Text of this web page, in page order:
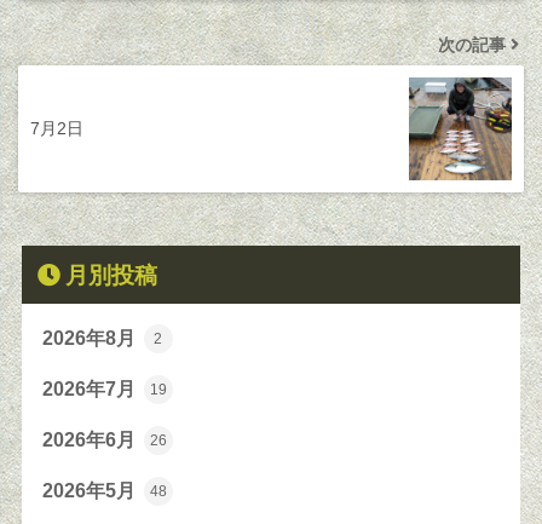
次の記事
7月2日
月別投稿
2026年8月 2
2026年7月 19
2026年6月 26
2026年5月 48